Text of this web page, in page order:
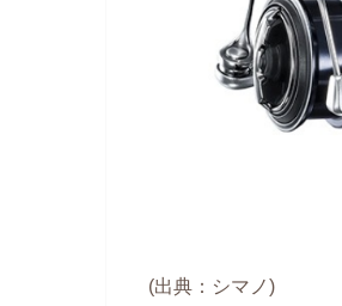
(出典：シマノ)